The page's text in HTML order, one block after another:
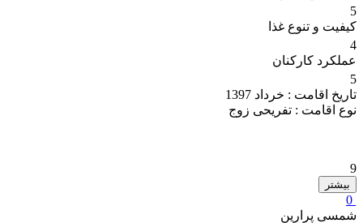
5
کیفیت و تنوع غذا
4
عملکرد کارکنان
5
تاریخ اقامت : خرداد 1397
نوع اقامت : تفریحی زوج
9
بیشتر
0
شمسی پرارین